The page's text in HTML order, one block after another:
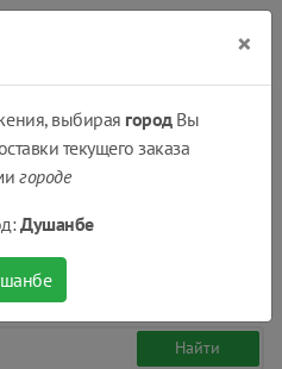
×
выбирая городВы
текущего заказа
городе
Душанбе